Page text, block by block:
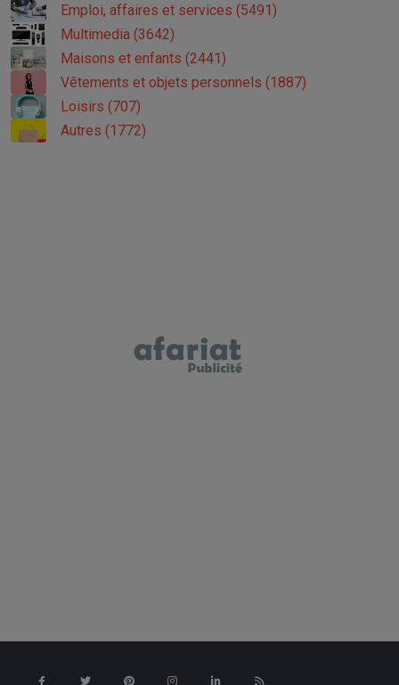
Emploi, affaires et services (5491)
Multimedia (3642)
Maisons et enfants (2441)
Vêtements et objets personnels (1887)
Loisirs (707)
Autres (1772)